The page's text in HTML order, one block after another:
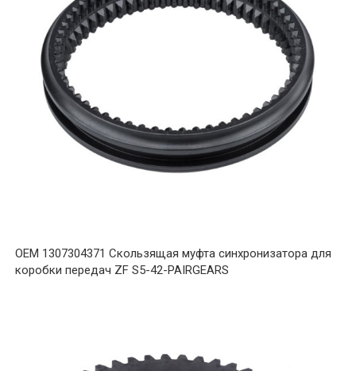
OEM 1307304371 Скользящая муфта синхронизатора для
коробки передач ZF S5-42-PAIRGEARS